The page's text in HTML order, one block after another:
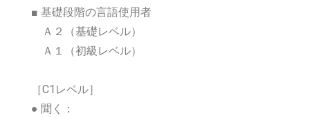
■ 基礎段階の言語使用者
Ａ２（基礎レベル）
Ａ１（初級レベル）
［C1レベル］
● 聞く：